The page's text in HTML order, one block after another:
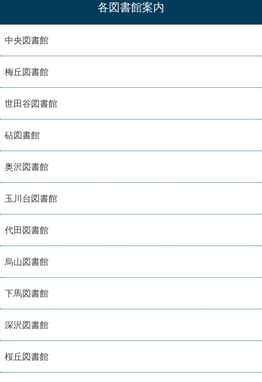
各図書館案内
中央図書館
梅丘図書館
世田谷図書館
砧図書館
奥沢図書館
玉川台図書館
代田図書館
烏山図書館
下馬図書館
深沢図書館
桜丘図書館